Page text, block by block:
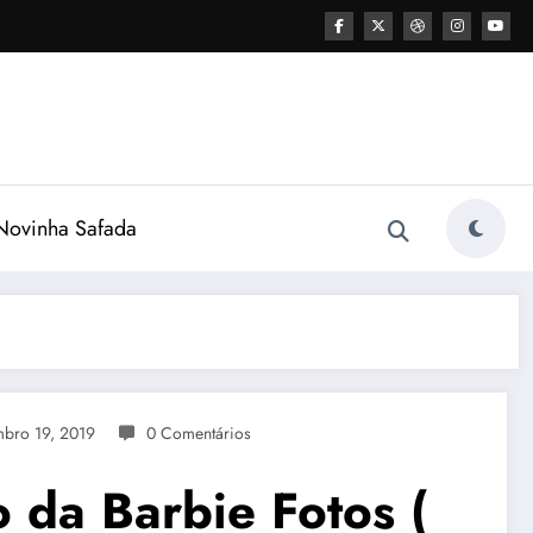
Safada
19, 2019 0 Comentários
da Barbie Fotos (